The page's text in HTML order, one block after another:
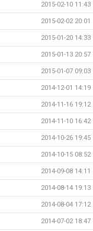
2015-02-10 11:43
2015-02-02 20:01
2015-01-20 14:33
2015-01-13 20:57
2015-01-07 09:03
2014-12-01 14:19
2014-11-16 19:12
2014-11-10 16:42
2014-10-26 19:45
2014-10-15 08:52
2014-09-08 14:11
2014-08-14 19:13
2014-08-04 17:12
2014-07-02 18:47